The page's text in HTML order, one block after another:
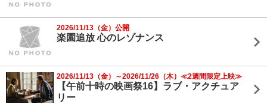
2026/11/13（金）公開
楽園追放 心のレゾナンス
2026/11/13（金）～2026/11/26（木）≪2週間限定上映≫
【午前十時の映画祭16】ラブ・アクチュア
リー